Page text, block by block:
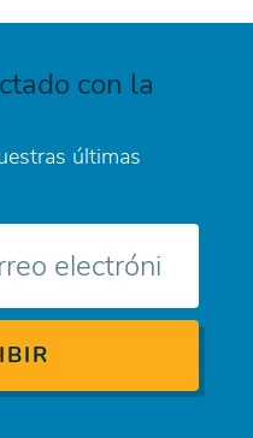
con la
últimas